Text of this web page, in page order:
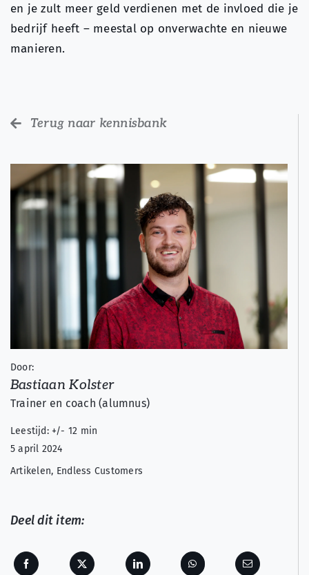
Terug naar kennisbank
Door:
Bastiaan Kolster
Trainer en coach (alumnus)
Leestijd: +/- 12 min
5 april 2024
Artikelen, Endless Customers
Deel dit item:
en je zult meer geld verdienen met de invloed die je
bedrijf heeft – meestal op onverwachte en nieuwe
manieren.